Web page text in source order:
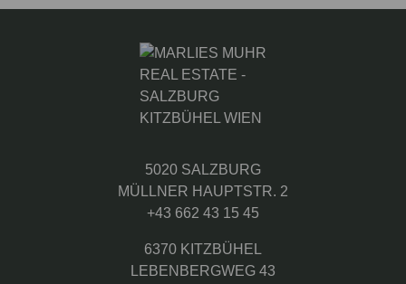
5020 SALZBURG
MÜLLNER HAUPTSTR. 2
+43 662 43 15 45
6370 KITZBÜHEL
LEBENBERGWEG 43